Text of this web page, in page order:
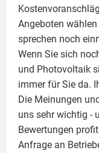
Angeboten
sprechen noch
Wenn Sie sich
und Photovoltaik
immer für Sie da.
Die Meinungen
uns sehr wichtig -
Bewertungen
Anfrage an